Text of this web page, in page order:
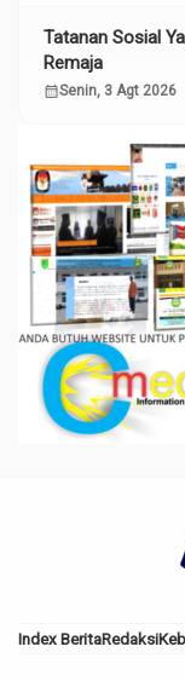
Tatanan Sosial
Remaja
calendar_monthSenin, 3 Agt 2026
Index BeritaRedaksi